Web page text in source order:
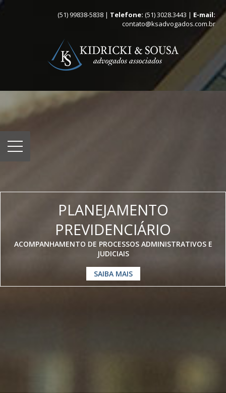
(51) 99838-5838 | Telefone: (51) 3028.3443 | E-mail:
contato@ksadvogados.com.br
PLANEJAMENTO
PREVIDENCIÁRIO
ACOMPANHAMENTO DE PROCESSOS ADMINISTRATIVOS E
JUDICIAIS
SAIBA MAIS